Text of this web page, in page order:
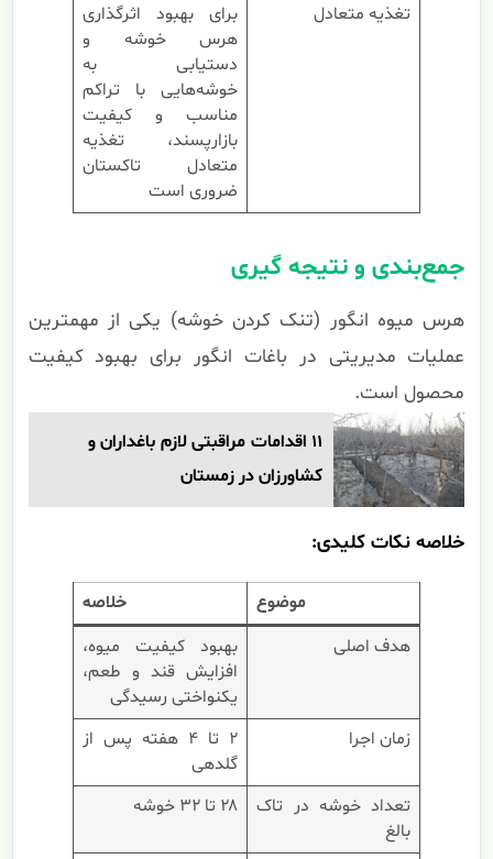
تغذیه متعادل
برای بهبود اثرگذاری
هرس خوشه و
دستیابی به
خوشه‌هایی با تراکم
مناسب و کیفیت
بازارپسند، تغذیه
متعادل تاکستان
ضروری است
جمع‌بندی و نتیجه گیری
هرس میوه انگور (تنک کردن خوشه) یکی از مهمترین
عملیات مدیریتی در باغات انگور برای بهبود کیفیت
محصول است.
11 اقدامات مراقبتی لازم باغداران و
کشاورزان در زمستان
خلاصه نکات کلیدی:
موضوع
خلاصه
هدف اصلی
بهبود کیفیت میوه،
افزایش قند و طعم،
یکنواختی رسیدگی
زمان اجرا
۲ تا ۴ هفته پس از
گلدهی
تعداد خوشه در تاک
بالغ
۲۸ تا ۳۲ خوشه